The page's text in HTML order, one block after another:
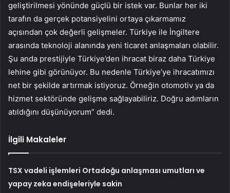
geliştirilmesi yönünde güçlü bir istek var. Bunlar her iki
tarafın da gerçek potansiyelini ortaya çıkarmamız
açısından çok değerli gelişmeler. Türkiye ile İngiltere
arasında teknoloji alanında yeni ticaret anlaşmaları olabilir.
Şu anda prestijiyle Türkiye’den ihracat biraz daha Türkiye
lehine gibi görünüyor. Bu nedenle Türkiye’ye ihracatımızı
net bir şekilde artırmak istiyoruz. Örneğin otomotiv ya da
hizmet sektöründe gelişme sağlayabiliriz. Doğru adımların
atıldığını düşünüyorum” dedi.
İlgili Makaleler
TSX vadeli işlemleri Ortadoğu anlaşması umutları ve
yapay zeka endişeleriyle sakin